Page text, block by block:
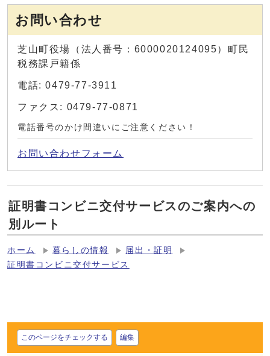
お問い合わせ
芝山町役場（法人番号：6000020124095）町民
税務課戸籍係
電話: 0479-77-3911
ファクス: 0479-77-0871
電話番号のかけ間違いにご注意ください！
お問い合わせフォーム
証明書コンビニ交付サービスのご案内への
別ルート
ホーム 暮らしの情報
届出・証明
証明書コンビニ交付サービス
このページをチェックする 編集